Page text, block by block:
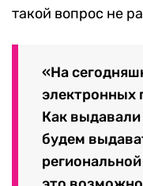
такой вопрос не
«На
электронных
Как
будем